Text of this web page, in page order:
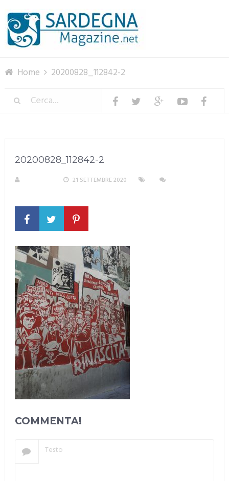
Home 20200828_112842-2
20200828_112842-2
21 SETTEMBRE 2020
COMMENTA!